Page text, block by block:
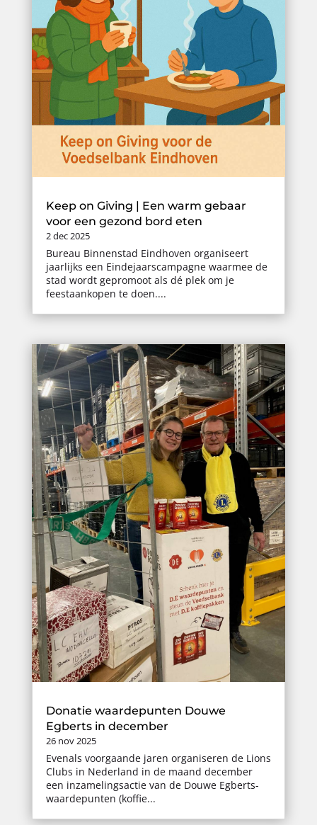
Keep on Giving | Een warm gebaar
voor een gezond bord eten
2 dec 2025
Bureau Binnenstad Eindhoven organiseert
jaarlijks een Eindejaarscampagne waarmee de
stad wordt gepromoot als dé plek om je
feestaankopen te doen....
Donatie waardepunten Douwe
Egberts in december
26 nov 2025
Evenals voorgaande jaren organiseren de Lions
Clubs in Nederland in de maand december
een inzamelingsactie van de Douwe Egberts-
waardepunten (koffie...